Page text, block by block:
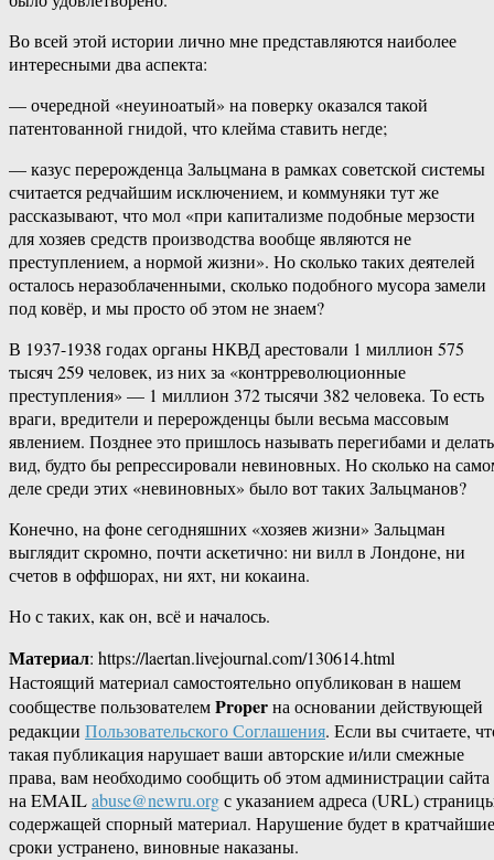
Во всей этой истории лично мне представляются наиболее
интересными два аспекта:
— очередной «неуиноатый» на поверку оказался такой
патентованной гнидой, что клейма ставить негде;
— казус перерожденца Зальцмана в рамках советской системы
считается редчайшим исключением, и коммуняки тут же
рассказывают, что мол «при капитализме подобные мерзости
для хозяев средств производства вообще являются не
преступлением, а нормой жизни». Но сколько таких деятелей
осталось неразоблаченными, сколько подобного мусора замели
под ковёр, и мы просто об этом не знаем?
В 1937-1938 годах органы НКВД арестовали 1 миллион 575
тысяч 259 человек, из них за «контрреволюционные
преступления» — 1 миллион 372 тысячи 382 человека. То есть
враги, вредители и перерожденцы были весьма массовым
явлением. Позднее это пришлось называть перегибами и делать
вид, будто бы репрессировали невиновных. Но сколько на
деле среди этих «невиновных» было вот таких Зальцманов?
Конечно, на фоне сегодняшних «хозяев жизни» Зальцман
выглядит скромно, почти аскетично: ни вилл в Лондоне, ни
счетов в оффшорах, ни яхт, ни кокаина.
Но с таких, как он, всё и началось.
Материал: https://laertan.livejournal.com/130614.html
Настоящий материал самостоятельно опубликован в нашем
сообществе пользователемProperна основании действующей
редакции Пользовательского Соглашения. Если вы считаете,
такая публикация нарушает ваши авторские и/или смежные
права, вам необходимо сообщить об этом администрации сайта
на EMAILabuse@newru.orgс указанием адреса (URL)
содержащей спорный материал. Нарушение будет в кратчайшие
сроки устранено, виновные наказаны.